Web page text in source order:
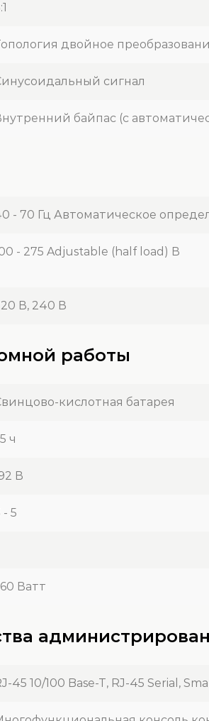
двойное
сигнал
байпас (с
- 70 Гц Автоматическое
- 275 Adjustable (half load) В
В, 240 В
работы
кислотная батарея
ч
В
- 5
Ватт
45 10/100 Base-T, RJ-45 Serial,